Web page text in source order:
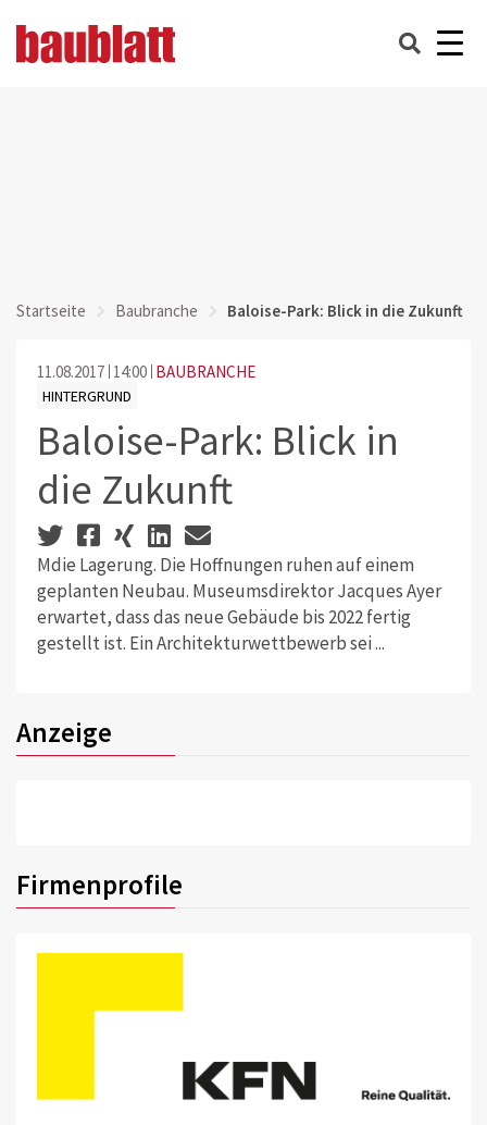
Startseite Baubranche Baloise-Park: Blick in die Zukunft
11.08.2017 14:00 BAUBRANCHE
HINTERGRUND
Baloise-Park: Blick in
die Zukunft
Mdie Lagerung. Die Hoffnungen ruhen auf einem
geplanten Neubau. Museumsdirektor Jacques Ayer
erwartet, dass das neue Gebäude bis 2022 fertig
gestellt ist. Ein Architekturwettbewerb sei ...
Anzeige
Firmenprofile